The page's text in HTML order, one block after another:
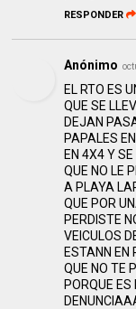
RESPONDER
Anónimo
EL RTO ES
QUE SE
DEJAN
PAPALES
EN 4X4 Y
QUE NO LE
A PLAYA
QUE POR
PERDISTE
VEICULOS
ESTANN
QUE NO TE
PORQUE